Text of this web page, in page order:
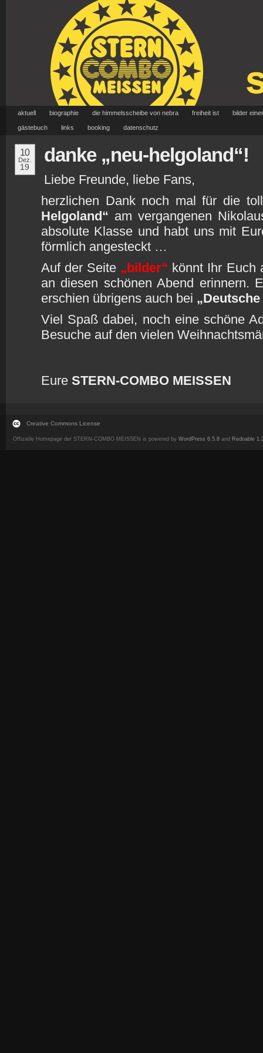
aktuell biographie die himmelsscheibe von nebra freiheit ist bilder
gästebuch links booking datenschutz
10
Dez.
19
danke „neu-helgoland“!
Liebe Freunde, liebe Fans,
herzlichen Dank noch mal für die
Helgoland“ am vergangenen
absolute Klasse und habt uns mit
förmlich angesteckt …
Auf der Seite „bilder“ könnt Ihr Euch
an diesen schönen Abend erinnern.
erschien übrigens auch bei
Viel Spaß dabei, noch eine schöne
Besuche auf den vielen
Eure STERN-COMBO MEISSEN
Creative Commons License
Offizielle Homepage der STERN-COMBO MEISSEN is powered by WordPress 6.5.8 and Redoable